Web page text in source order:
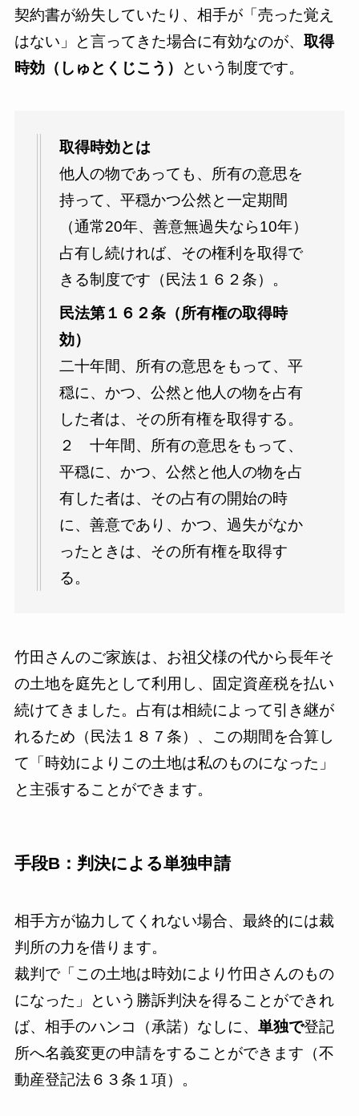
契約書が紛失していたり、相手が「売った覚え
はない」と言ってきた場合に有効なのが、 取得
時効（しゅとくじこう）
という制度です。
取得時効とは
他人の物であっても、所有の意思を
持って、平穏かつ公然と一定期間
（通常20年、善意無過失なら10年）
占有し続ければ、その権利を取得で
きる制度です（民法１６２条）。
民法第１６２条（所有権の取得時
効）
二十年間、所有の意思をもって、平
穏に、かつ、公然と他人の物を占有
した者は、その所有権を取得する。
２ 十年間、所有の意思をもって、
平穏に、かつ、公然と他人の物を占
有した者は、その占有の開始の時
に、善意であり、かつ、過失がなか
ったときは、その所有権を取得す
る。
竹田さんのご家族は、お祖父様の代から長年そ
の土地を庭先として利用し、固定資産税を払い
続けてきました。占有は相続によって引き継が
れるため（民法１８７条）、この期間を合算し
て「時効によりこの土地は私のものになった」
と主張することができます。
手段B：判決による単独申請
相手方が協力してくれない場合、最終的には裁
判所の力を借ります。
裁判で「この土地は時効により竹田さんのもの
になった」という勝訴判決を得ることができれ
ば、相手のハンコ（承諾）なしに、 単独で登記
所へ名義変更の申請をすることができます（不
動産登記法６３条１項）。